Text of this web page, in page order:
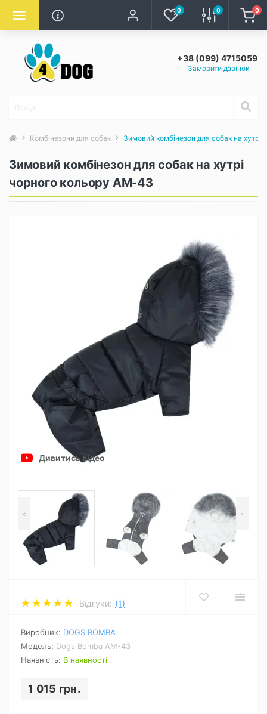
0 0 0
+38 (099) 4715059
Замовити дзвінок
Комбінезони для собак Зимовий комбінезон для собак на
Зимовий комбінезон для собак на хутрі
чорного кольору AM-43
Дивитись відео
< >
Відгуки: (1)
Виробник: DOGS BOMBA
Модель: Dogs Bomba AM-43
Наявність: В наявності
1 015 грн.